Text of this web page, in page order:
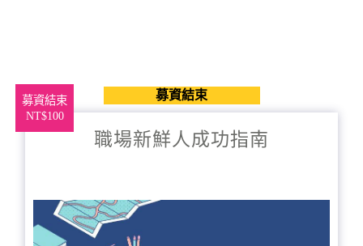
募資結束
NT$100
募資結束
職場新鮮人成功指南